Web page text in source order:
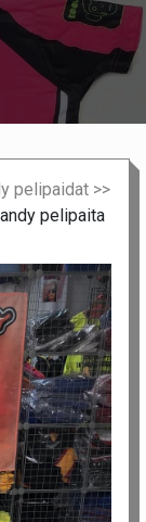
pelipaidat >>
pelipaita